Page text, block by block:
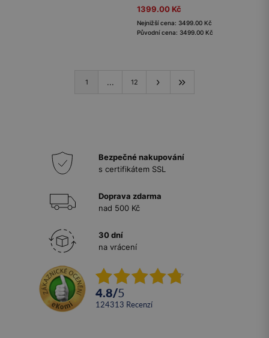
1399.00 Kč
Nejnižší cena: 3499.00 Kč
Původní cena: 3499.00 Kč
1 ... 12
Bezpečné nakupování
s certifikátem SSL
Doprava zdarma
nad 500 Kč
30 dní
na vrácení
4.8/5
124313 recenzí